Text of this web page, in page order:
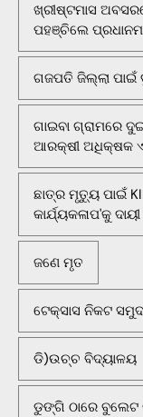
ଖ୍ରୀଷ୍ଟମାସ
ପହଞ୍ଚିଲେ
ଗଜପତି ଜିଲ୍ଲା ପାଇଁ
ଗାଇବା ଗ୍ରାମରେ
ଆରକ୍ଷୀ ଅଧିକ୍ଷକ
ଛାତ୍ର ମୃତ୍ୟୁ ପାଇଁ
କାର୍ଯ୍ୟକଳାପ'କୁ
ଜଣେ ମୃତ
ଟେକ୍ସାସ ନିକଟ
ଡି)ଉଚ୍ଚ ବିଦ୍ୟାଳୟ
ଡୁଙ୍ଗି ଠାରେ ବୁଲେଟ